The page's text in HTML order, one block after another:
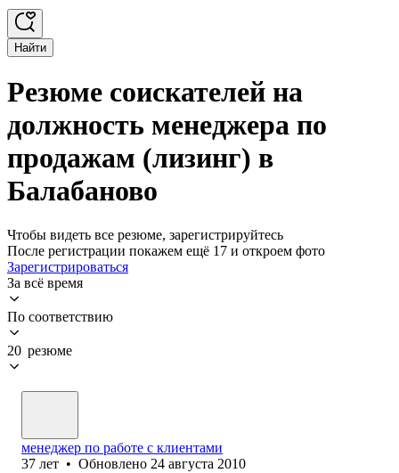
Найти
Резюме соискателей на
должность менеджера по
продажам (лизинг) в
Балабаново
Чтобы видеть все резюме, зарегистрируйтесь
После регистрации покажем ещё 17 и откроем фото
Зарегистрироваться
За всё время
По соответствию
20 резюме
менеджер по работе с клиентами
37 лет • Обновлено 24 августа 2010